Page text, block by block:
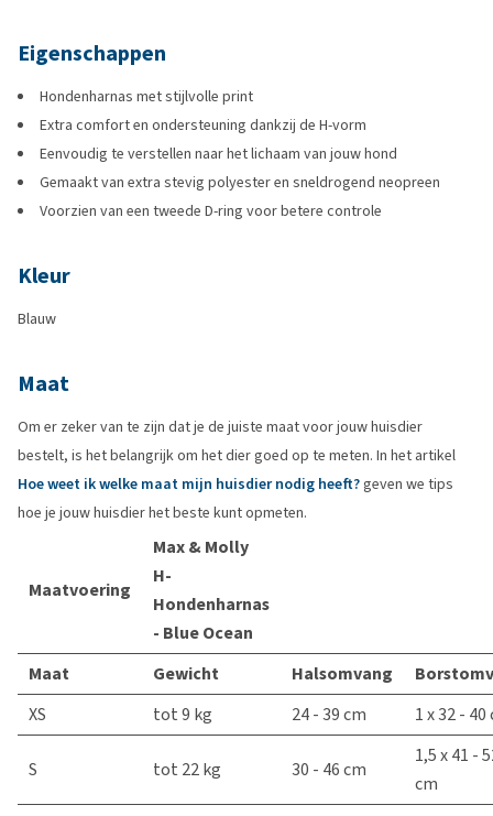
Eigenschappen
Hondenharnas met stijlvolle print
Extra comfort en ondersteuning dankzij de H-vorm
Eenvoudig te verstellen naar het lichaam van jouw hond
Gemaakt van extra stevig polyester en sneldrogend neopreen
Voorzien van een tweede D-ring voor betere controle
Kleur
Blauw
Maat
Om er zeker van te zijn dat je de juiste maat voor jouw huisdier
bestelt, is het belangrijk om het dier goed op te meten. In het artikel
Hoe weet ik welke maat mijn huisdier nodig heeft?geven we tips
hoe je jouw huisdier het beste kunt opmeten.
Maatvoering
Max & Molly
H-
Hondenharnas
- Blue Ocean
Maat
Gewicht Halsomvang
XS
tot 9 kg 24 - 39 cm 1 x 32 - 40
S tot 22 kg 30 - 46 cm
1,5 x 41 -
cm